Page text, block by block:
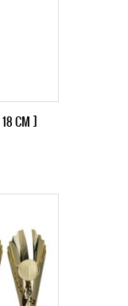
18 CM ]